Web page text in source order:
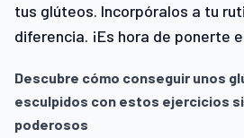
tus glúteos. Incorpóralos a tu
diferencia. ¡Es hora de ponerte
Descubre cómo conseguir unos
esculpidos con estos ejercicios
poderosos